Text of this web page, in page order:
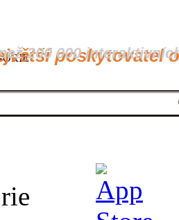
poskytovatel
200 000